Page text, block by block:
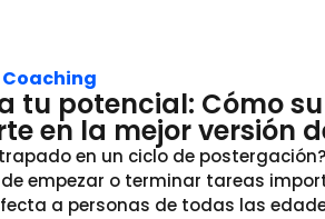
tu potencial: Cómo
en la mejor versión
en un ciclo de
empezar o terminar tareas
a personas de todas las